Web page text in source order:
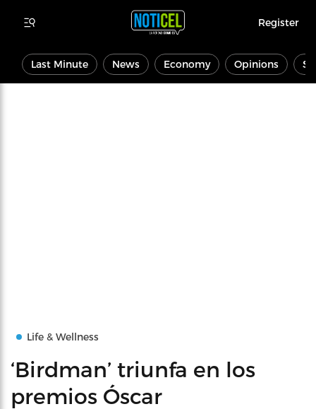
Register
Last Minute News Economy Opinions
Life & Wellness
‘Birdman’ triunfa en los
premios Óscar